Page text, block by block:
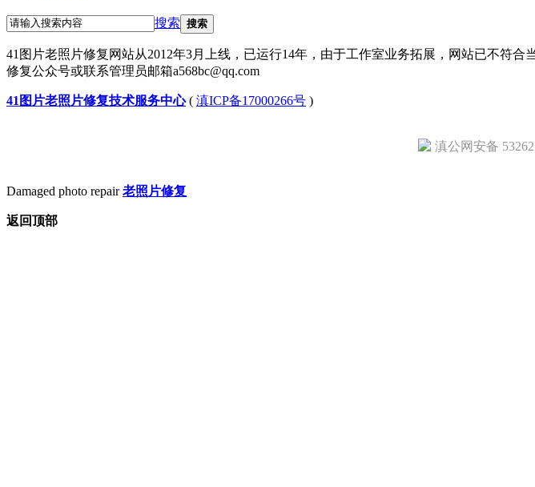
搜索 搜索
41图片老照片修复网站从2012年3月上线，已运行14年，由于工作室业务拓展，网站已不符
修复公众号或联系管理员邮箱a568bc@qq.com
41图片老照片修复技术服务中心( 滇ICP备17000266号 )
滇公网安备
Damaged photo repair老照片修复
返回顶部